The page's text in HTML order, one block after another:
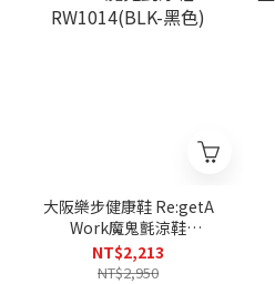
大阪樂步健康鞋 Re:getA
Work魔鬼氈涼鞋
RW1014(BLK-黑色)
NT$2,213
NT$2,950